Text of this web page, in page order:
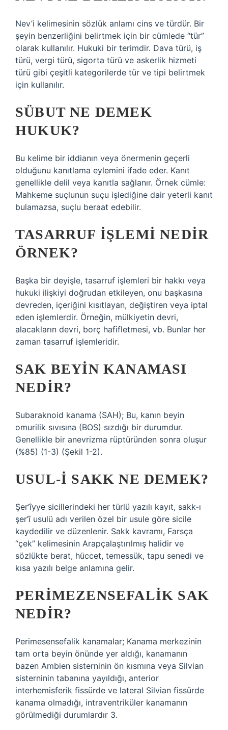
Nev’i kelimesinin sözlük anlamı cins ve türdür. Bir
şeyin benzerliğini belirtmek için bir cümlede “tür”
olarak kullanılır. Hukuki bir terimdir. Dava türü, iş
türü, vergi türü, sigorta türü ve askerlik hizmeti
türü gibi çeşitli kategorilerde tür ve tipi belirtmek
için kullanılır.
SÜBUT NE DEMEK
HUKUK?
Bu kelime bir iddianın veya önermenin geçerli
olduğunu kanıtlama eylemini ifade eder. Kanıt
genellikle delil veya kanıtla sağlanır. Örnek cümle:
Mahkeme suçlunun suçu işlediğine dair yeterli kanıt
bulamazsa, suçlu beraat edebilir.
TASARRUF IŞLEMI NEDIR
ÖRNEK?
Başka bir deyişle, tasarruf işlemleri bir hakkı veya
hukuki ilişkiyi doğrudan etkileyen, onu başkasına
devreden, içeriğini kısıtlayan, değiştiren veya iptal
eden işlemlerdir. Örneğin, mülkiyetin devri,
alacakların devri, borç hafifletmesi, vb. Bunlar her
zaman tasarruf işlemleridir.
SAK BEYIN KANAMASI
NEDIR?
Subaraknoid kanama (SAH); Bu, kanın beyin
omurilik sıvısına (BOS) sızdığı bir durumdur.
Genellikle bir anevrizma rüptüründen sonra oluşur
(%85) (1-3) (Şekil 1-2).
USUL-I SAKK NE DEMEK?
Şer’îyye sicillerindeki her türlü yazılı kayıt, sakk-ı
şer’î usulü adı verilen özel bir usule göre sicile
kaydedilir ve düzenlenir. Sakk kavramı, Farsça
“çek” kelimesinin Arapçalaştırılmış halidir ve
sözlükte berat, hüccet, temessük, tapu senedi ve
kısa yazılı belge anlamına gelir.
PERIMEZENSEFALIK SAK
NEDIR?
Perimesensefalik kanamalar; Kanama merkezinin
tam orta beyin önünde yer aldığı, kanamanın
bazen Ambien sisterninin ön kısmına veya Silvian
sisterninin tabanına yayıldığı, anterior
interhemisferik fissürde ve lateral Silvian fissürde
kanama olmadığı, intraventriküler kanamanın
görülmediği durumlardır 3.